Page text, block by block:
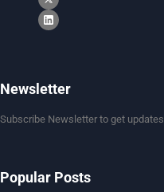
Newsletter
Subscribe Newsletter to get updates
Popular Posts